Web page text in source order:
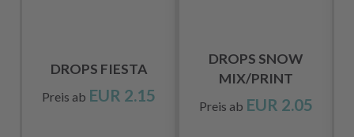
DROPS FIESTA
Preis ab EUR 2.15
DROPS SNOW
MIX/PRINT
Preis ab EUR 2.05